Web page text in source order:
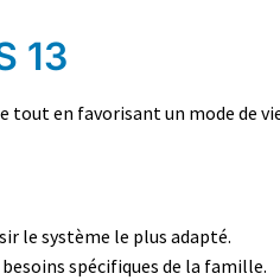
13
en favorisant un mode de
le système le plus adapté.
spécifiques de la famille.